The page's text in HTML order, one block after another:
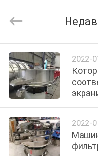
ДОМ
ПРОДУКТЫ
VR
ШОУ
Reserved.
2022-
2022-